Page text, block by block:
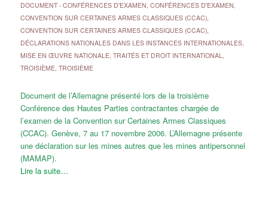
DOCUMENT- CONFÉRENCES D'EXAMEN, CONFÉRENCES D'EXAMEN,
CONVENTION SUR CERTAINES ARMES CLASSIQUES (CCAC),
CONVENTION SUR CERTAINES ARMES CLASSIQUES (CCAC),
DÉCLARATIONS NATIONALES DANS LES INSTANCES INTERNATIONALES,
MISE EN ŒUVRE NATIONALE, TRAITÉS ET DROIT INTERNATIONAL,
TROISIÈME, TROISIÈME
Document de l’Allemagne présenté lors de la troisième
Conférence des Hautes Parties contractantes chargée de
l’examen de la Convention sur Certaines Armes Classiques
(CCAC). Genève, 7 au 17 novembre 2006. L’Allemagne présente
une déclaration sur les mines autres que les mines antipersonnel
(MAMAP).
Lire la suite…